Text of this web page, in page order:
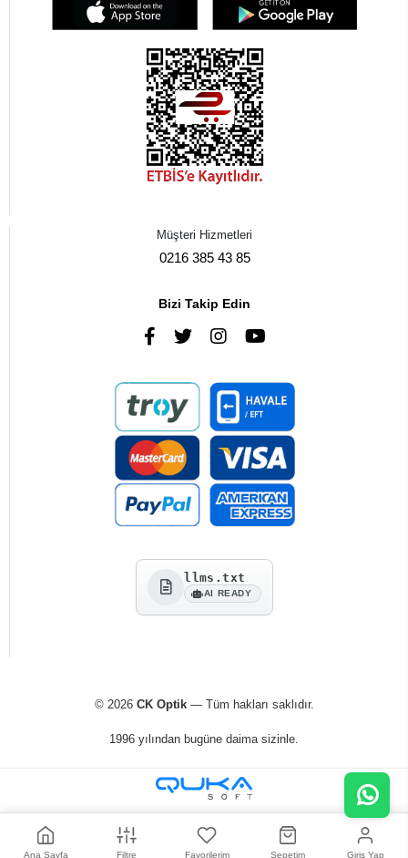
Müşteri Hizmetleri
0216 385 43 85
Bizi Takip Edin
llms.txt
AI READY
© 2026 CK Optik— Tüm hakları saklıdır.
1996 yılından bugüne daima sizinle.
Ana Sayfa Filtre Favorilerim Sepetim Giriş Yap